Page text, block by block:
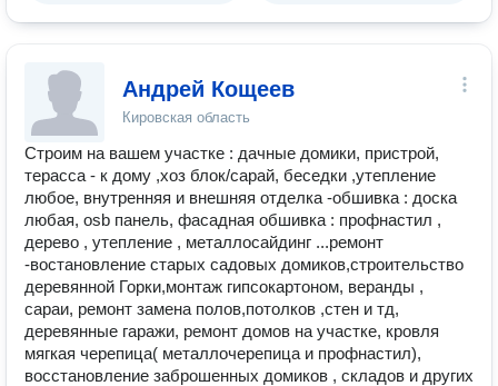
Андрей Кощеев
Кировская область
Строим на вашем участке : дачные домики, пристрой,
терасса - к дому ,хоз блок/сарай, беседки ,утепление
любое, внутренняя и внешняя отделка -обшивка : доска
любая, osb панель, фасадная обшивка : профнастил ,
дерево , утепление , металлосайдинг ...ремонт
-востановление старых садовых домиков,строительство
деревянной Горки,монтаж гипсокартоном, веранды ,
сараи, ремонт замена полов,потолков ,стен и тд,
деревянные гаражи, ремонт домов на участке, кровля
мягкая черепица( металлочерепица и профнастил),
восстановление заброшенных домиков , складов и других